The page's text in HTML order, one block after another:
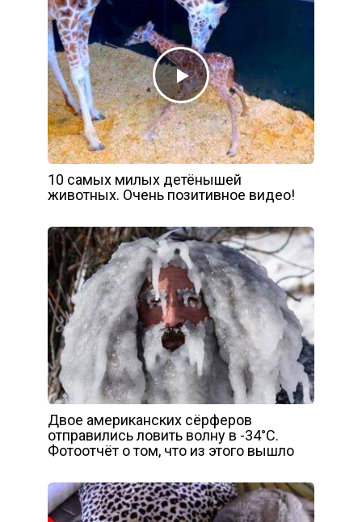
10 самых милых детёнышей
животных. Очень позитивное видео!
Двое американских сёрферов
отправились ловить волну в -34°C.
Фотоотчёт о том, что из этого вышло